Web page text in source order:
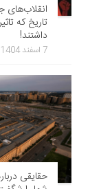
انقلاب‌های
تاریخ که
داشتند!
7 اسفند 1404
حقایقی